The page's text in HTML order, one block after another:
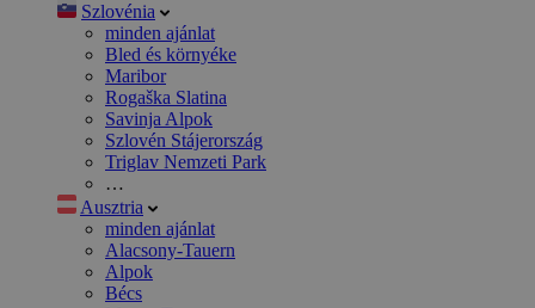
Szlovénia
minden ajánlat
Bled és környéke
Maribor
Rogaška Slatina
Savinja Alpok
Szlovén Stájerország
Triglav Nemzeti Park
…
Ausztria
minden ajánlat
Alacsony-Tauern
Alpok
Bécs